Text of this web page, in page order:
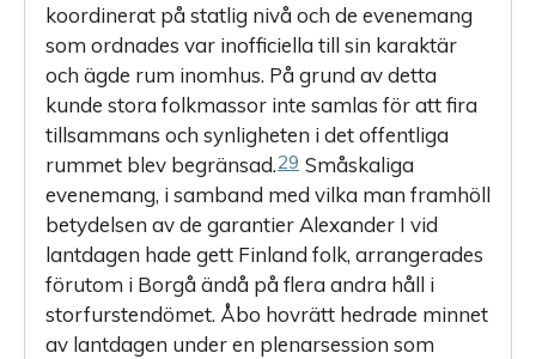
koordinerat på statlig nivå och de evenemang
som ordnades var inofficiella till sin karaktär
och ägde rum inomhus. På grund av detta
kunde stora folkmassor inte samlas för att fira
tillsammans och synligheten i det offentliga
rummet blev begränsad.29 Småskaliga
evenemang, i samband med vilka man framhöll
betydelsen av de garantier ­Alexander I vid
lantdagen hade gett Finland folk, arrangerades
förutom i Borgå ändå på flera andra håll i
storfurstendömet. Åbo hovrätt hedrade minnet
av lantdagen under en plenarsession som